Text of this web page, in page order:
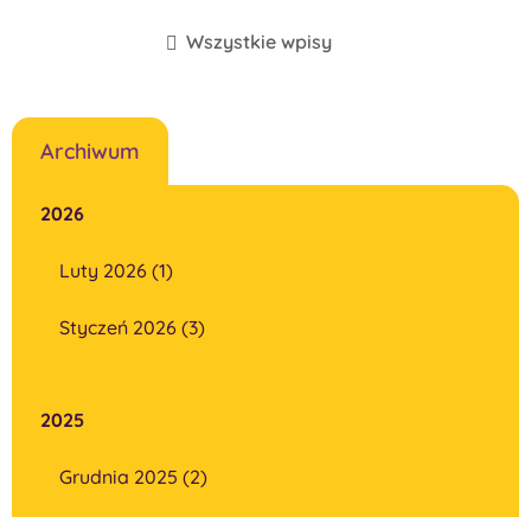
Wszystkie wpisy
Archiwum
2026
Luty 2026 (1)
Styczeń 2026 (3)
2025
Grudnia 2025 (2)